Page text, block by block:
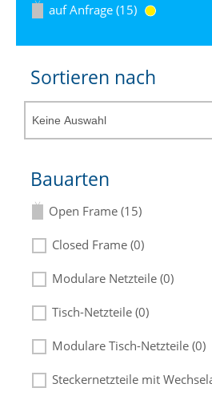
auf Anfrage (15)
Sortieren nach
Bauarten
Open Frame (15)
Closed Frame (0)
Modulare Netzteile (0)
Tisch-Netzteile (0)
Modulare Tisch-Netzteile (0)
Steckernetzteile mit